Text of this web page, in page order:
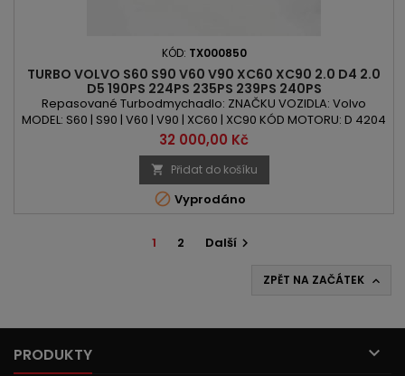
KÓD: TX000850
TURBO VOLVO S60 S90 V60 V90 XC60 XC90 2.0 D4 2.0
D5 190PS 224PS 235PS 239PS 240PS
Repasované Turbodmychadlo: ZNAČKU VOZIDLA: Volvo
MODEL: S60 | S90 | V60 | V90 | XC60 | XC90 KÓD MOTORU: D 4204
T6 | D 4204 T11 | D 4204 T23 OBSAH: 1969ccm | 2.0 D4 | 2.0 D5
VÝKON: 190PS/140kW | 224PS/165kW | 235PS/173kW |
239PS/176kW | 240PS/177kW ROK VÝROBY: 2015 -
Cena
32 000,00 Kč
 Přidat do košíku
 Vyprodáno
1 2 Další 
ZPĚT NA ZAČÁTEK 
PRODUKTY 